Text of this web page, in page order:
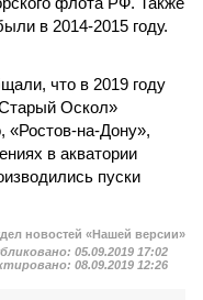
в 2014-2015 году.
что в 2019 году
Оскол»
«Ростов-на-Дону»,
в акватории
пуски
новостей «Нашей версии»
05.09.2019 17:02
08.09.2019 12:26